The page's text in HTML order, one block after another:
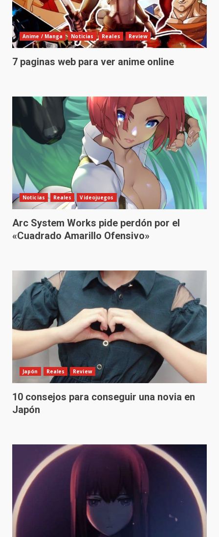
Anime / Manga Noticias Reales Review
7 paginas web para ver anime online
Noticias Reales Videojuegos
Arc System Works pide perdón por el
«Cuadrado Amarillo Ofensivo»
Japón Reales Review
10 consejos para conseguir una novia en
Japón